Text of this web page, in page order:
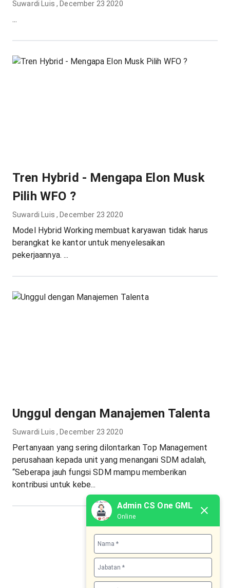
Suwardi Luis , December 23 2020
...
Tren Hybrid - Mengapa Elon Musk
Pilih WFO ?
Suwardi Luis , December 23 2020
Model Hybrid Working membuat karyawan tidak harus
berangkat ke kantor untuk menyelesaikan
pekerjaannya. ...
Unggul dengan Manajemen Talenta
Suwardi Luis , December 23 2020
Pertanyaan yang sering dilontarkan Top Management
perusahaan kepada unit yang menangani SDM adalah,
“Seberapa jauh fungsi SDM mampu memberikan
kontribusi untuk kebe...
Admin CS One GML
Online